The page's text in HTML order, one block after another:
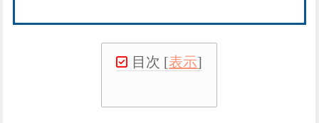
目次 [表示]